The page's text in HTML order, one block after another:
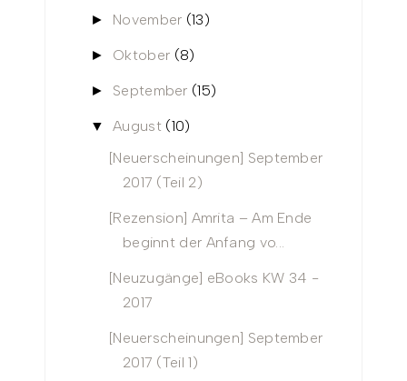
► November (13)
► Oktober (8)
► September (15)
▼ August (10)
[Neuerscheinungen] September
2017 (Teil 2)
[Rezension] Amrita – Am Ende
beginnt der Anfang vo...
[Neuzugänge] eBooks KW 34 -
2017
[Neuerscheinungen] September
2017 (Teil 1)